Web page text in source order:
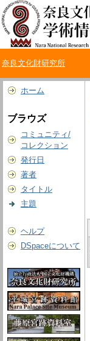
奈良文化財研究所
ホーム
ブラウズ
コミュニティ/
コレクション
発行日
著者
タイトル
主題
ヘルプ
DSpaceについて